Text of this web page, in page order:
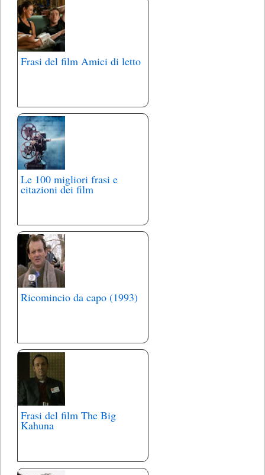
Frasi del film Amici di letto
Le 100 migliori frasi e
citazioni dei film
Ricomincio da capo (1993)
Frasi del film The Big
Kahuna